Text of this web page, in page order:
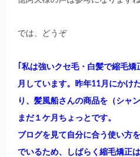
では、どうぞ
｢私は強いクセ毛・白髪で縮毛
月しています。昨年11月にかけ
り、髪風船さんの商品を（シャ
まだ１ケ月ちょっとです。
ブログを見て自分に合う使い方
でいるため、しばらく縮毛矯正